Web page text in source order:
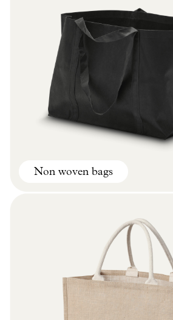
Non woven bags